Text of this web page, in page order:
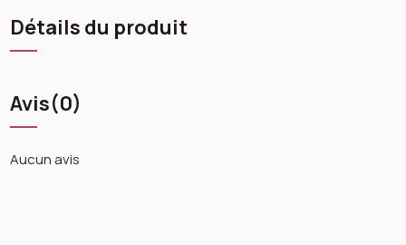
Détails du produit
Avis(0)
Aucun avis